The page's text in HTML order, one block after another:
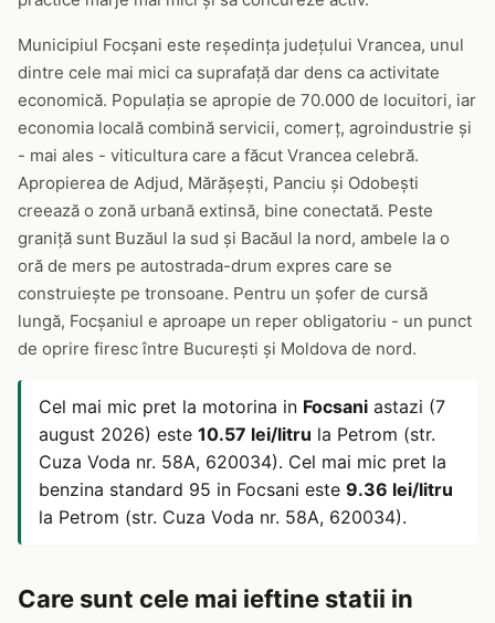
Municipiul Focșani este reședința județului Vrancea, unul
dintre cele mai mici ca suprafață dar dens ca activitate
economică. Populația se apropie de 70.000 de locuitori, iar
economia locală combină servicii, comerț, agroindustrie și
- mai ales - viticultura care a făcut Vrancea celebră.
Apropierea de Adjud, Mărășești, Panciu și Odobești
creează o zonă urbană extinsă, bine conectată. Peste
graniță sunt Buzăul la sud și Bacăul la nord, ambele la o
oră de mers pe autostrada-drum expres care se
construiește pe tronsoane. Pentru un șofer de cursă
lungă, Focșaniul e aproape un reper obligatoriu - un punct
de oprire firesc între București și Moldova de nord.
Cel mai mic pret la motorina in Focsani astazi (7
august 2026) este 10.57 lei/litru la Petrom (str.
Cuza Voda nr. 58A, 620034). Cel mai mic pret la
benzina standard 95 in Focsani este 9.36 lei/litru
la Petrom (str. Cuza Voda nr. 58A, 620034).
Care sunt cele mai ieftine statii in